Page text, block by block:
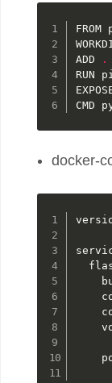
ADD
.
RUN
CMD
docker-